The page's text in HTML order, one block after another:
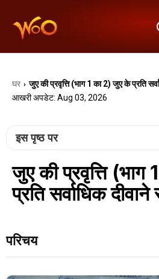
घर › जुए की प्रवृत्ति (भाग 1 का 2) जुए के प्रति
आखरी अपडेट: Aug 03, 2026
इस पृष्ठ पर
जुए की प्रवृत्ति
प्रति सर्वाधिक दीवाने
परिचय